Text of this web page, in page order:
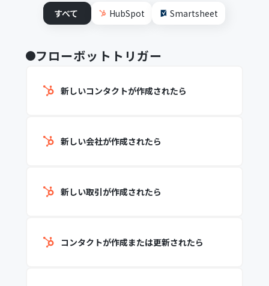
すべて
HubSpot Smartsheet
フローボットトリガー
新しいコンタクトが作成されたら
新しい会社が作成されたら
新しい取引が作成されたら
コンタクトが作成または更新されたら